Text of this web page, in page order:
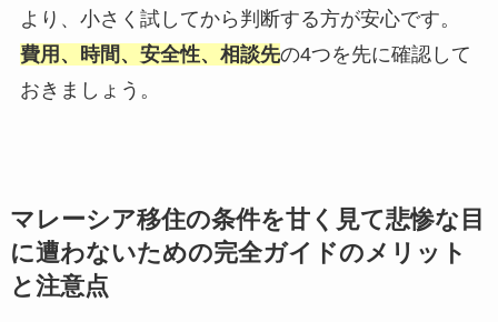
より、小さく試してから判断する方が安心です。
費用、時間、安全性、相談先の4つを先に確認して
おきましょう。
マレーシア移住の条件を甘く見て悲惨な目
に遭わないための完全ガイドのメリット
と注意点